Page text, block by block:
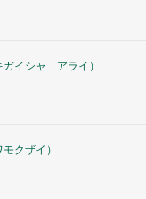
ガイシャ アライ ）
モクザイ ）